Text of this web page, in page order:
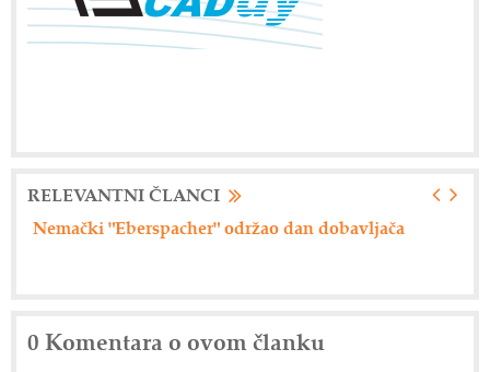
RELEVANTNI ČLANCI
Nemački "Eberspacher" održao dan dobavljača
0 Komentara o ovom članku